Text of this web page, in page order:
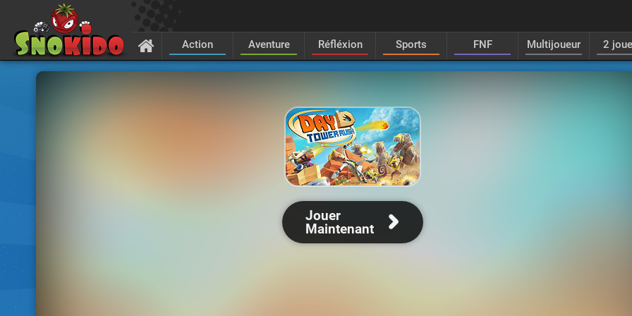
Action Aventure Réfléxion Sports FNF Multijoueur 2
Jouer
Maintenant